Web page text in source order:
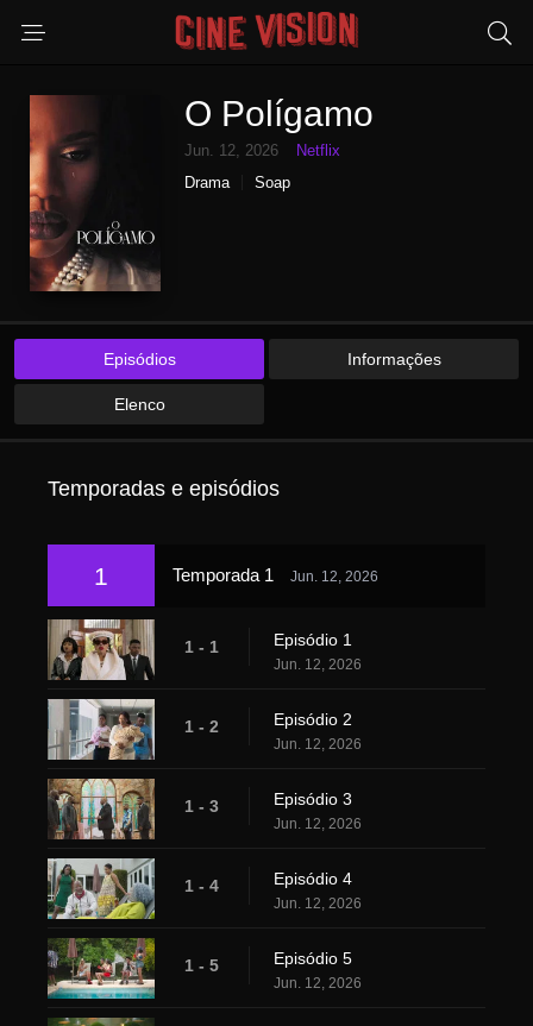
O Polígamo
Jun. 12, 2026
Netflix
Drama
Soap
Episódios Informações
Elenco
Temporadas e episódios
1 Temporada 1 Jun. 12, 2026
1 - 1 Episódio 1
Jun. 12, 2026
1 - 2 Episódio 2
Jun. 12, 2026
1 - 3 Episódio 3
Jun. 12, 2026
1 - 4 Episódio 4
Jun. 12, 2026
1 - 5 Episódio 5
Jun. 12, 2026